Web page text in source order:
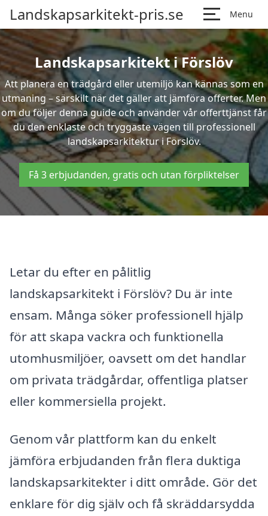
Landskapsarkitekt-pris.se Menu
Landskapsarkitekt i Förslöv
Att planera en trädgård eller utemiljö kan kännas som en
utmaning – särskilt när det gäller att jämföra offerter. Men
om du följer denna guide och använder vår offerttjänst får
du den enklaste och tryggaste vägen till professionell
landskapsarkitektur i Förslöv.
Få 3 erbjudanden, gratis och utan förpliktelser
Letar du efter en pålitlig
landskapsarkitekt i Förslöv? Du är inte
ensam. Många söker professionell hjälp
för att skapa vackra och funktionella
utomhusmiljöer, oavsett om det handlar
om privata trädgårdar, offentliga platser
eller kommersiella projekt.
Genom vår plattform kan du enkelt
jämföra erbjudanden från flera duktiga
landskapsarkitekter i ditt område. Gör det
enklare för dig själv och få skräddarsydda